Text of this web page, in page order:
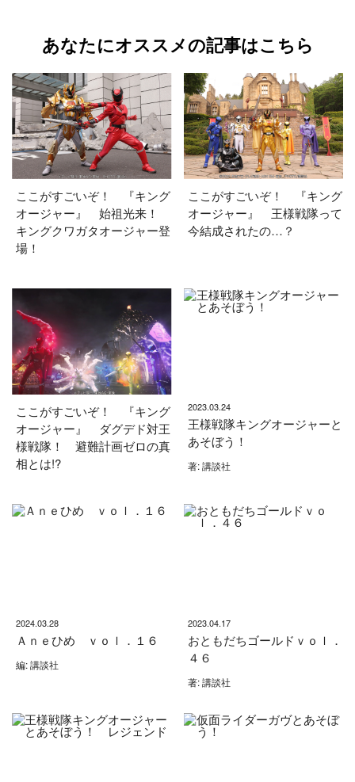
あなたにオススメの記事はこちら
ここがすごいぞ！ 『キング
オージャー』 始祖光来！
キングクワガタオージャー登
場！
ここがすごいぞ！ 『キング
オージャー』 王様戦隊って
今結成されたの…？
ここがすごいぞ！ 『キング
オージャー』 ダグデド対王
様戦隊！ 避難計画ゼロの真
相とは!?
2023.03.24
王様戦隊キングオージャーと
あそぼう！
著: 講談社
2024.03.28
Ａｎｅひめ ｖｏｌ．１６
編: 講談社
2023.04.17
おともだちゴールドｖｏｌ．
４６
著: 講談社